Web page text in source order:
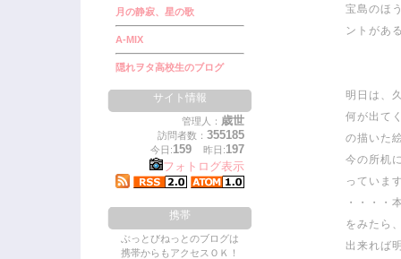
月の静寂、星の歌
A-MIX
隠れヲタ高校生のブログ
サイト情報
管理人： 歳世
訪問者数： 355185
今日:159 昨日:197
フォトログ表示
携帯
ぶっとびねっとのブログは
携帯からもアクセスＯＫ！
宝島のほ
ントがあ
明日は、
何が出て
の描いた
今の所机
っていま
・・・・
をみたら
出来れば